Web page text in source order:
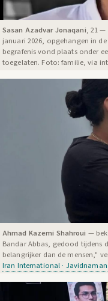
Sasan Azadvar Jonaqani, 21 —
januari 2026, opgehangen in
begrafenis vond plaats onder
toegelaten. Foto: familie, via
Ahmad Kazemi Shahroui —
Bandar Abbas, gedood tijdens
belangrijker dan de mensen,"
Iran International · Javidnaman